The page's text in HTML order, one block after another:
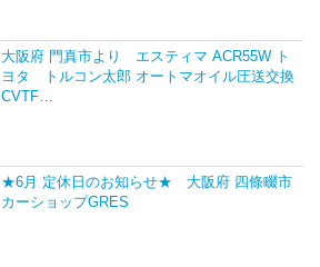
大阪府 門真市より エスティマ ACR55W ト
ヨタ トルコン太郎 オートマオイル圧送交換
CVTF…
★6月 定休日のお知らせ★ 大阪府 四條畷市
カーショップGRES